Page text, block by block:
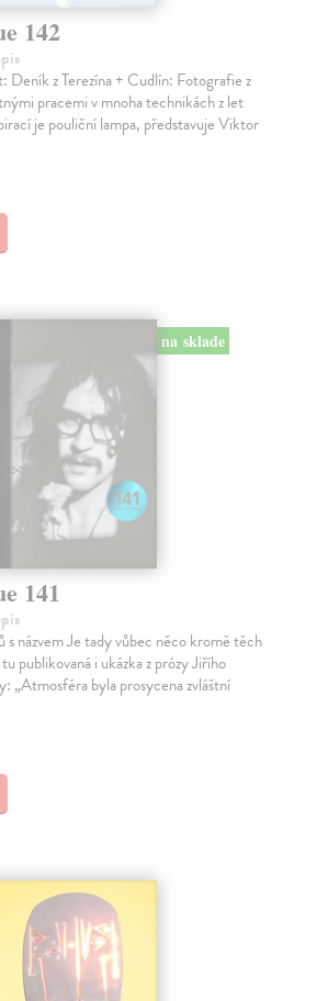
142
Deník z Terezína + Cudlín: Fotografie z
pracemi v mnoha technikách z let
je pouliční lampa, představuje Viktor
na sklade
141
s názvem Je tady vůbec něco kromě těch
publikovaná i ukázka z prózy Jiřího
„Atmosféra byla prosycena zvláštní